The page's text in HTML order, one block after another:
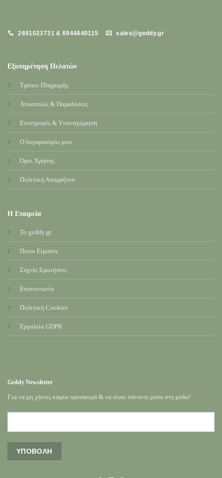
2691023731 & 6944640115 sales@geddy.gr
Εξυπηρέτηση Πελατών
Τρόποι Πληρωμής
Αποστολές & Παραδόσεις
Επιστροφές & Υπαναχώρηση
Ο λογαριασμός μου
Όροι Χρήσης
Πολιτική Απορρήτου
Η Εταιρεία
Το geddy.gr
Ποιοι Είμαστε
Συχνές Ερωτήσεις
Επικοινωνία
Πολιτική Cookies
Εργαλεία GDPR
Geddy Newsletter
Για να μη χάνεις καμία προσφορά & να είσαι πάντοτε μέσα στη μόδα!